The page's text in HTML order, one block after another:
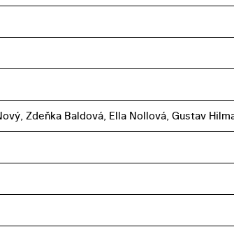
Zdeňka Baldová, Ella Nollová, Gustav